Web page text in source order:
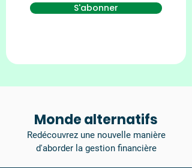
S'abonner
Monde alternatifs
Redécouvrez une nouvelle manière
d'aborder la gestion financière